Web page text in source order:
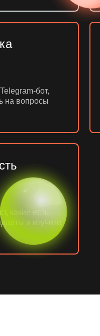
бот,
на вопросы
какие есть
и изучите